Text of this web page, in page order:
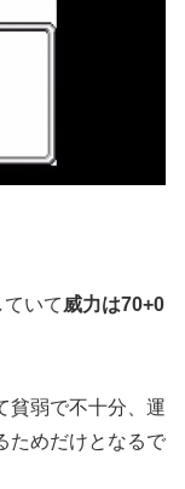
いて威力は70+0
貧弱で不十分、運
ためだけとなるで